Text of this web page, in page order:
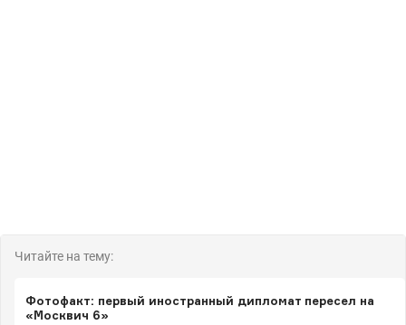
Читайте на тему:
Фотофакт: первый иностранный дипломат пересел на
«Москвич 6»